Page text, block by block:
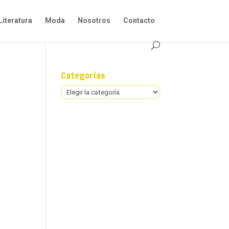
Moda Nosotros Contacto
Categorías
Categorías